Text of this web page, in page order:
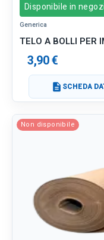
Disponibile in
Generica
TELO A BOLLI PER
3,90 €
description SCHEDA
Non disponibile